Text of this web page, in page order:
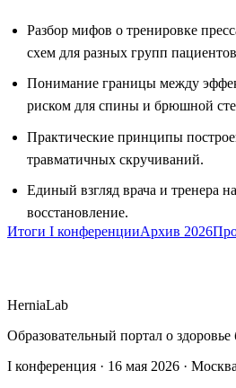
Разбор мифов о тренировке
схем для разных групп
Понимание границы между
риском для спины и брюшной
Практические принципы
травматичных скручиваний.
Единый взгляд врача и тренера
восстановление.
Итоги I конференцииАрхив 2026
HerniaLab
Образовательный портал о
I конференция · 16 мая 2026 ·